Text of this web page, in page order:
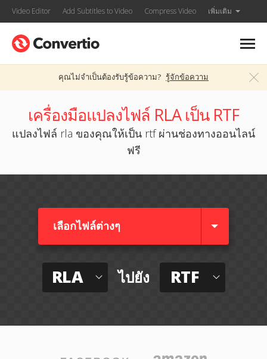
Video Editor Add Subtitles to Video Compress Video เพิ่มเติม
คุณไม่จำเป็นต้องรับรู้ข้อความ? รู้จักข้อความ
เครื่องมือแปลงไฟล์ RLA เป็น RTF
แปลงไฟล์ rla ของคุณให้เป็น rtf ผ่านช่องทางออนไลน์
ฟรี
เลือกไฟล์ต่างๆ​
RLA ไปยัง RTF